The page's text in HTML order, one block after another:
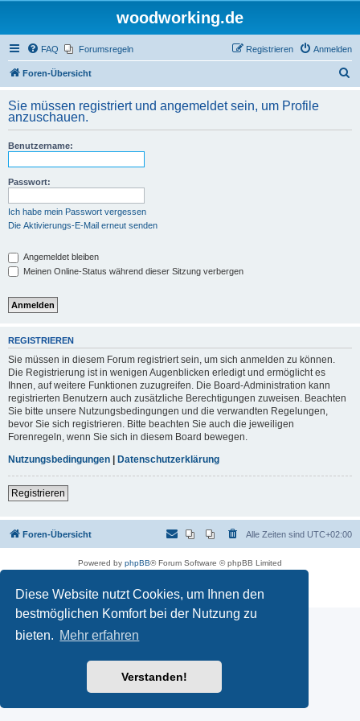
Diese Website nutzt Cookies, um Ihnen den
bestmöglichen Komfort bei der Nutzung zu
bieten. Mehr erfahren
Verstanden!
woodworking.de
FAQ Forumsregeln Anmelden
Registrieren
Foren-Übersicht
h
Sie müssen registriert und angemeldet sein, um Profile
anzuschauen.
Benutzername:
Passwort:
Ich habe mein Passwort vergessen
Die Aktivierungs-E-Mail erneut senden
Angemeldet bleiben
Meinen Online-Status während dieser Sitzung verbergen
REGISTRIEREN
Sie müssen in diesem Forum registriert sein, um sich anmelden zu können.
Die Registrierung ist in wenigen Augenblicken erledigt und ermöglicht es
Ihnen, auf weitere Funktionen zuzugreifen. Die Board-Administration kann
registrierten Benutzern auch zusätzliche Berechtigungen zuweisen. Beachten
Sie bitte unsere Nutzungsbedingungen und die verwandten Regelungen,
bevor Sie sich registrieren. Bitte beachten Sie auch die jeweiligen
Forenregeln, wenn Sie sich in diesem Board bewegen.
Nutzungsbedingungen | Datenschutzerklärung
Registrieren
Foren-Übersicht Alle Zeiten sind UTC+02:00
Powered by phpBB® Forum Software © phpBB Limited
Datenschutz|Nutzungsbedingungen